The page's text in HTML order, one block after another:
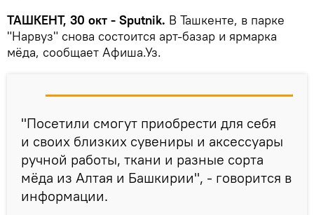
ТАШКЕНТ, 30 окт - Sputnik. В Ташкенте, в парке
"Нарвуз" снова состоится арт-базар и ярмарка
мёда, сообщает Афиша.Уз.
"Посетили смогут приобрести для себя
и своих близких сувениры и аксессуары
ручной работы, ткани и разные сорта
мёда из Алтая и Башкирии", - говорится в
информации.